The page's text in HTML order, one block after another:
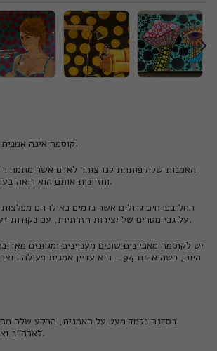
קוסמה אינה אמנית רגילה בשום קנה מידה.
האמנות שלה פותחת לנו צוהר לאדם אשר מתמודד
וחזיונות אותם הוא רואה בעת ההתקפים שהוא חווה.
החל בפרחים גדולים אשר נדמים כאילו הם
על גבי מטרים של יצירות חזרתיות, עם נקודות זעירות, כתמים או צורות.
יש לקוסמה מאפיינים שונים מעניינים ומגוונים
היום, כשהיא בת 94 - היא עדיין אמנית
בסדנה נלמד מעט על האמנית, הרקע שלה
לארה"ב ואז החזרה ליפן ועד היום.